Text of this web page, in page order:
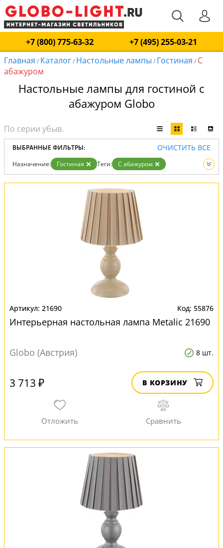
+7 (800) 775-63-32
+7 (495) 255-03-21
Главная / Каталог/ Настольные лампы / Гостиная / С
абажуром
Настольные лампы для гостиной с
абажуром Globo
ВЫБРАННЫЕ ФИЛЬТРЫ: ОЧИСТИТЬ ВСЕ
Назначение: Гостиная Теги:
С абажуром
Вид:
Настольные лампы
21690 55876
Интерьерная настольная лампа Metalic 21690
Globo (Австрия) 8 шт.
3 713 ₽ В КОРЗИНУ